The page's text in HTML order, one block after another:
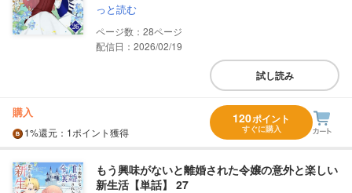
っと読む
28
配信日：2026/02/19
試し読み
購入
1%還元 ：1ポイント獲得
120ポイント
すぐに購入
もう興味がないと離婚された令嬢の意外と楽しい
新生活【単話】 27